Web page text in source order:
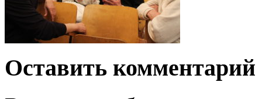
Оставить комментарий